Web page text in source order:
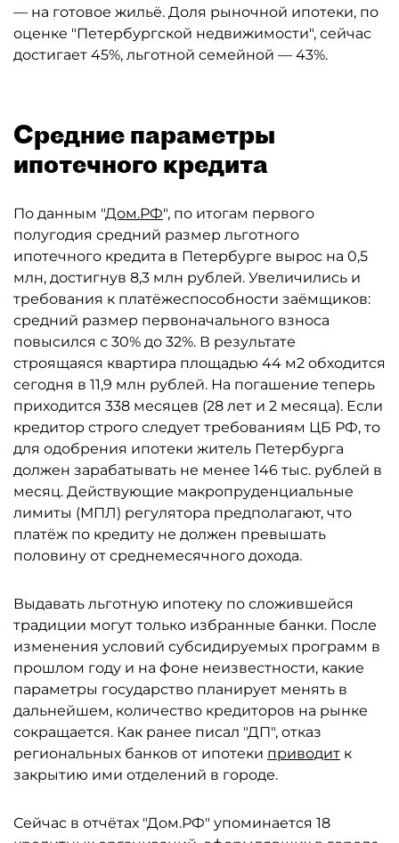
— на готовое жильё. Доля рыночной ипотеки, по
оценке "Петербургской недвижимости", сейчас
достигает 45%, льготной семейной — 43%.
Средние параметры
ипотечного кредита
По данным "Дом.РФ", по итогам первого
полугодия средний размер льготного
ипотечного кредита в Петербурге вырос на 0,5
млн, достигнув 8,3 млн рублей. Увеличились и
требования к платёжеспособности заёмщиков:
средний размер первоначального взноса
повысился с 30% до 32%. В результате
строящаяся квартира площадью 44 м2 обходится
сегодня в 11,9 млн рублей. На погашение теперь
приходится 338 месяцев (28 лет и 2 месяца). Если
кредитор строго следует требованиям ЦБ РФ, то
для одобрения ипотеки житель Петербурга
должен зарабатывать не менее 146 тыс. рублей в
месяц. Действующие макропруденциальные
лимиты (МПЛ) регулятора предполагают, что
платёж по кредиту не должен превышать
половину от среднемесячного дохода.
Выдавать льготную ипотеку по сложившейся
традиции могут только избранные банки. После
изменения условий субсидируемых программ в
прошлом году и на фоне неизвестности, какие
параметры государство планирует менять в
дальнейшем, количество кредиторов на рынке
сокращается. Как ранее писал "ДП", отказ
региональных банков от ипотеки приводит к
закрытию ими отделений в городе.
Сейчас в отчётах "Дом.РФ" упоминается 18